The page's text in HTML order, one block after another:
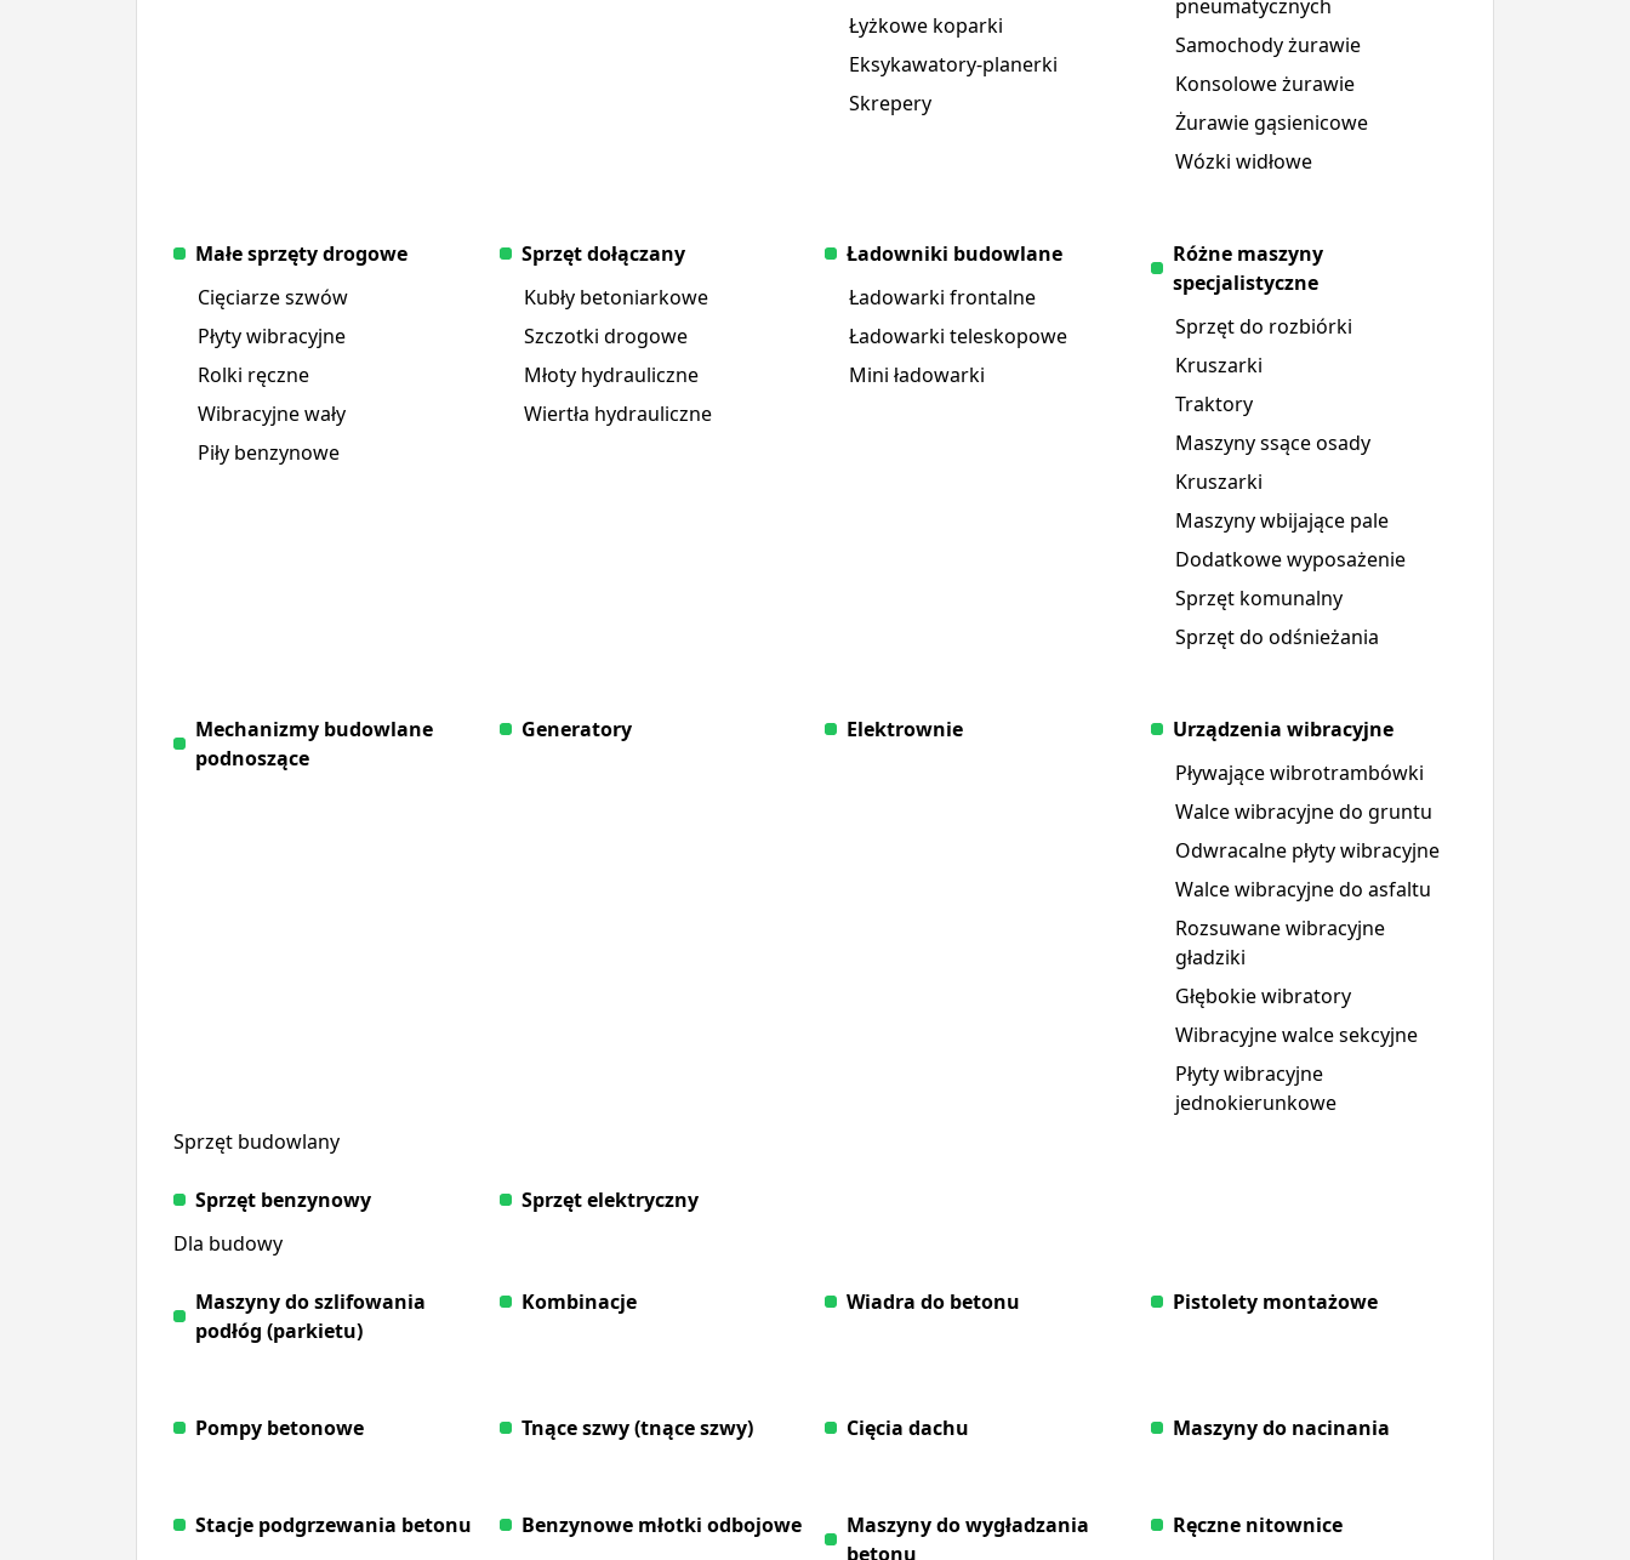
Łyżkowe koparki
Eksykawatory-planerki
Skrepery
pneumatycznych
Samochody żurawie
Konsolowe żurawie
Żurawie gąsienicowe
Wózki widłowe
Małe sprzęty drogowe
Cięciarze szwów
Płyty wibracyjne
Rolki ręczne
Wibracyjne wały
Piły benzynowe
Sprzęt dołączany
Kubły betoniarkowe
Szczotki drogowe
Młoty hydrauliczne
Wiertła hydrauliczne
Ładowniki budowlane
Ładowarki frontalne
Ładowarki teleskopowe
Mini ładowarki
Różne maszyny
specjalistyczne
Sprzęt do rozbiórki
Kruszarki
Traktory
Maszyny ssące osady
Kruszarki
Maszyny wbijające pale
Dodatkowe wyposażenie
Sprzęt komunalny
Sprzęt do odśnieżania
Mechanizmy budowlane
podnoszące
Generatory Elektrownie
Urządzenia wibracyjne
Pływające wibrotrambówki
Walce wibracyjne do gruntu
Odwracalne płyty wibracyjne
Walce wibracyjne do asfaltu
Rozsuwane wibracyjne
gładziki
Głębokie wibratory
Wibracyjne walce sekcyjne
Płyty wibracyjne
jednokierunkowe
Sprzęt budowlany
Sprzęt benzynowy
Sprzęt elektryczny
Dla budowy
Maszyny do szlifowania
podłóg (parkietu)
Kombinacje Wiadra do betonu Pistolety montażowe
Pompy betonowe Tnące szwy (tnące szwy) Cięcia dachu Maszyny do nacinania
Stacje podgrzewania betonu Benzynowe młotki odbojowe
Maszyny do wygładzania
betonu
Ręczne nitownice